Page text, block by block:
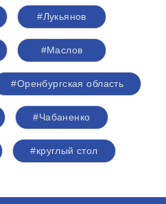
#Лукьянов
#Маслов
#Оренбургская область
#Чабаненко
#круглый стол